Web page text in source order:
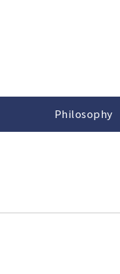
Philosophy